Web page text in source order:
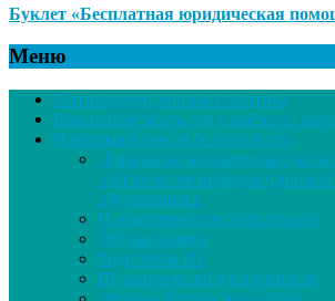
Буклет «Бесплатная юридическая
Меню
Антикоррупционная политика
Вакантные места для приёма на
Информационная безопасность
Локальные нормативные акты
обеспечения информационной
обучающихся
Нормативное регулирование
Обучающимся
Родителям ИБ
Педагогическим работникам